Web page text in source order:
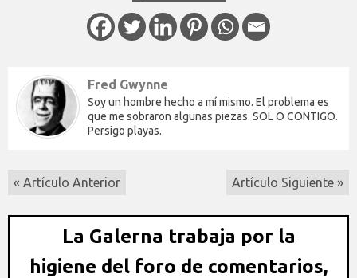
Fred Gwynne
Soy un hombre hecho a mí mismo. El problema es
que me sobraron algunas piezas. SOL O CONTIGO.
Persigo playas.
« Artículo Anterior Artículo Siguiente »
La Galerna trabaja por la
higiene del foro de comentarios,